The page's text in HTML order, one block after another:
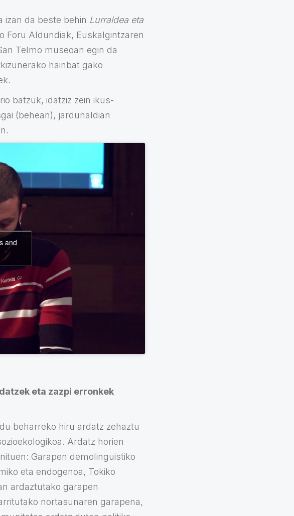
izan da beste behin Lurraldea eta
Foru Aldundiak, Euskalgintzaren
Telmo museoan egin da
hainbat gako
batzuk, idatziz zein ikus-
(behean), jardunaldian
and
eta zazpi erronkek
beharreko hiru ardatz zehaztu
Ardatz horien
Garapen demolinguistiko
eta endogenoa, Tokiko
ardaztutako garapen
nortasunaren garapena,